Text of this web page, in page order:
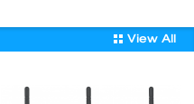
View All